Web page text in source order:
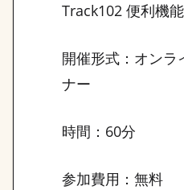
Track102 便利機
開催形式：オン
ナー
時間：60分
参加費用：無料